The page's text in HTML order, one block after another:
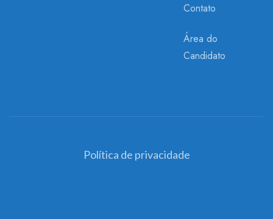
Contato
Área do
Candidato
Política de privacidade